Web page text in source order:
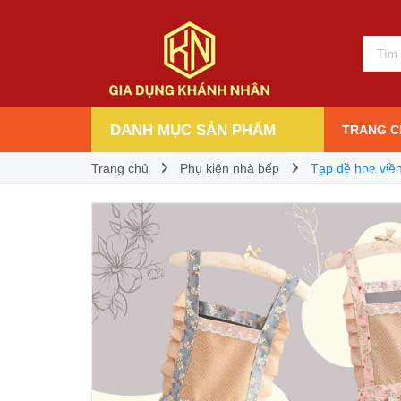
DANH MỤC SẢN PHẨM TRANG
CHÍNH
Trang chủ Phụ kiện nhà bếp Tạp dề hoa
Giá bán: 32.000₫